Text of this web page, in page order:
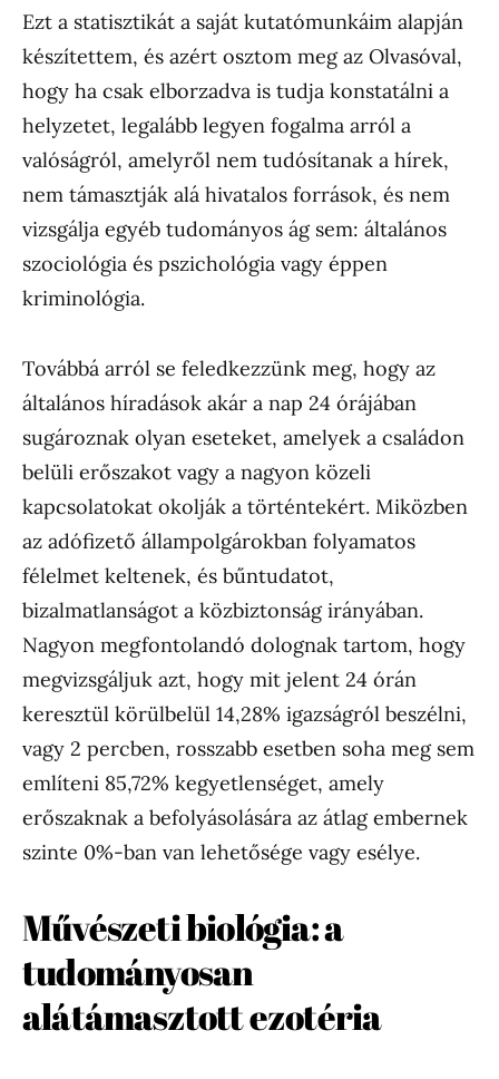
Ezt a statisztikát a saját kutatómunkáim alapján
készítettem, és azért osztom meg az Olvasóval,
hogy ha csak elborzadva is tudja konstatálni a
helyzetet, legalább legyen fogalma arról a
valóságról, amelyről nem tudósítanak a hírek,
nem támasztják alá hivatalos források, és nem
vizsgálja egyéb tudományos ág sem: általános
szociológia és pszichológia vagy éppen
kriminológia.
Továbbá arról se feledkezzünk meg, hogy az
általános híradások akár a nap 24 órájában
sugároznak olyan eseteket, amelyek a családon
belüli erőszakot vagy a nagyon közeli
kapcsolatokat okolják a történtekért. Miközben
az adófizető állampolgárokban folyamatos
félelmet keltenek, és bűntudatot,
bizalmatlanságot a közbiztonság irányában.
Nagyon megfontolandó dolognak tartom, hogy
megvizsgáljuk azt, hogy mit jelent 24 órán
keresztül körülbelül 14,28% igazságról beszélni,
vagy 2 percben, rosszabb esetben soha meg sem
említeni 85,72% kegyetlenséget, amely
erőszaknak a befolyásolására az átlag embernek
szinte 0%-ban van lehetősége vagy esélye.
Művészeti biológia: a
tudományosan
alátámasztott ezotéria